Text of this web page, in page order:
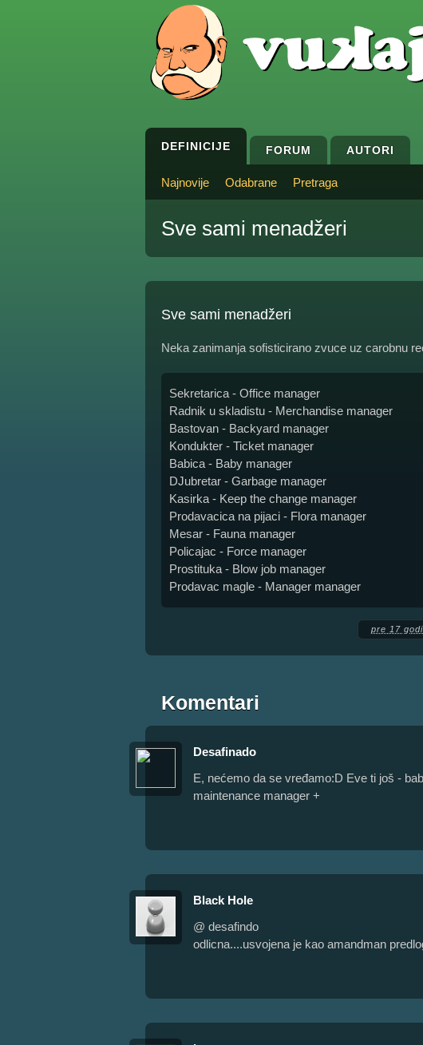
DEFINICIJE FORUM AUTORI
Najnovije Odabrane Pretraga
Sve sami menadžeri
Sve sami menadžeri
Neka zanimanja sofisticirano zvuce uz carobnu
Sekretarica - Office manager
Radnik u skladistu - Merchandise manager
Bastovan - Backyard manager
Kondukter - Ticket manager
Babica - Baby manager
DJubretar - Garbage manager
Kasirka - Keep the change manager
Prodavacica na pijaci - Flora manager
Mesar - Fauna manager
Policajac - Force manager
Prostituka - Blow job manager
Prodavac magle - Manager manager
pre 17
Komentari
Desafinado
E, nećemo da se vređamo:D Eve ti još -
maintenance manager +
Black Hole
@ desafindo
odlicna....usvojena je kao amandman